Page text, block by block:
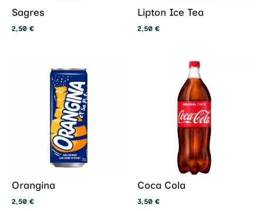
Sagres
2,50 €
Lipton Ice Tea
2,50 €
Orangina
2,50 €
Coca Cola
3,50 €